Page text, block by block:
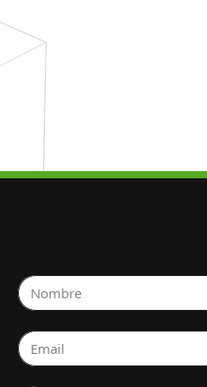
Nombre
Email